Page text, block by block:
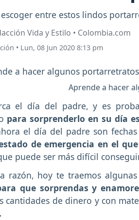
entre estos lindos
Vida y Estilo • Colombia.com
• Lun, 08 Jun 2020 8:13 pm
Aprende a hacer
el día del padre, y es
para sorprenderlo en su día
el día del padre son
de emergencia en el
puede ser más difícil
razón, hoy te traemos
que sorprendas y
cantidades de dinero y con